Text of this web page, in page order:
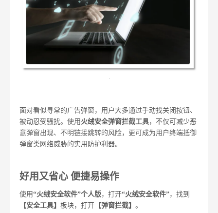
面对看似寻常的广告弹窗，用户大多通过手动找关闭按钮、
被动忍受骚扰。使用 火绒安全弹窗拦截工具，不仅可减少恶
意弹窗出现、不明链接跳转的风险，更可成为用户终端抵御
弹窗类网络威胁的实用防护利器。
好用又省心 便捷易操作
使用“火绒安全软件”个人版，打开“火绒安全软件”，找到
【安全工具】 板块，打开 【弹窗拦截】 。